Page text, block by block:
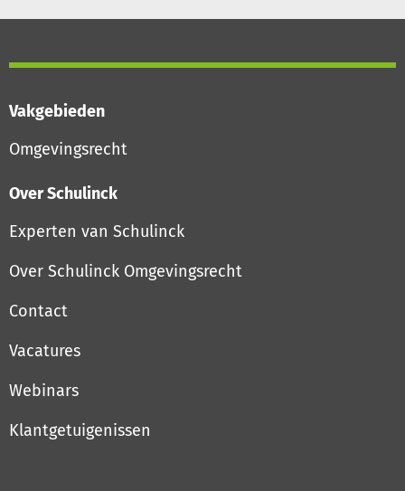
Vakgebieden
Omgevingsrecht
Over Schulinck
Experten van Schulinck
Over Schulinck Omgevingsrecht
Contact
Vacatures
Webinars
Klantgetuigenissen